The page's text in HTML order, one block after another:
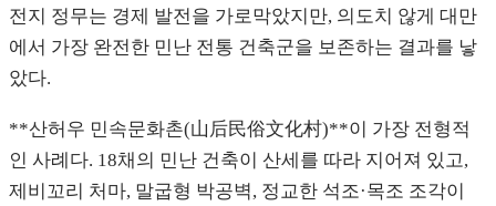
전지 정무는 경제 발전을 가로막았지만, 의도치 않게 대만
에서 가장 완전한 민난 전통 건축군을 보존하는 결과를 낳
았다.
**산허우 민속문화촌(山后民俗文化村)**이 가장 전형적
인 사례다. 18채의 민난 건축이 산세를 따라 지어져 있고,
제비꼬리 처마, 말굽형 박공벽, 정교한 석조·목조 조각이